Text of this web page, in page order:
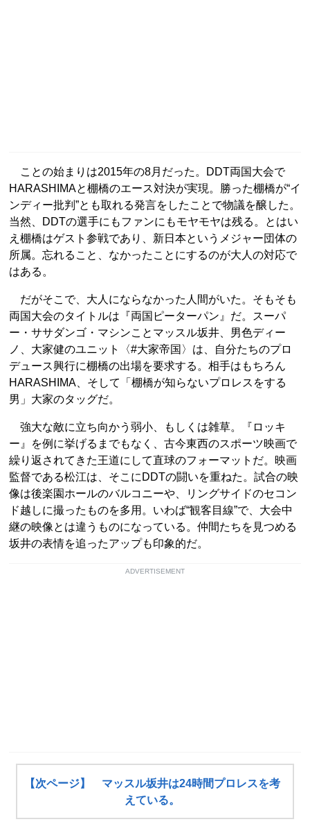
ことの始まりは2015年の8月だった。DDT両国大会で
HARASHIMAと棚橋のエース対決が実現。勝った棚橋が“イ
ンディー批判”とも取れる発言をしたことで物議を醸した。
当然、DDTの選手にもファンにもモヤモヤは残る。とはい
え棚橋はゲスト参戦であり、新日本というメジャー団体の
所属。忘れること、なかったことにするのが大人の対応で
はある。
だがそこで、大人にならなかった人間がいた。そもそも
両国大会のタイトルは『両国ピーターパン』だ。スーパ
ー・ササダンゴ・マシンことマッスル坂井、男色ディー
ノ、大家健のユニット〈#大家帝国〉は、自分たちのプロ
デュース興行に棚橋の出場を要求する。相手はもちろん
HARASHIMA、そして「棚橋が知らないプロレスをする
男」大家のタッグだ。
強大な敵に立ち向かう弱小、もしくは雑草。『ロッキ
ー』を例に挙げるまでもなく、古今東西のスポーツ映画で
繰り返されてきた王道にして直球のフォーマットだ。映画
監督である松江は、そこにDDTの闘いを重ねた。試合の映
像は後楽園ホールのバルコニーや、リングサイドのセコン
ド越しに撮ったものを多用。いわば“観客目線”で、大会中
継の映像とは違うものになっている。仲間たちを見つめる
坂井の表情を追ったアップも印象的だ。
ADVERTISEMENT
【次ページ】 マッスル坂井は24時間プロレスを考
えている。